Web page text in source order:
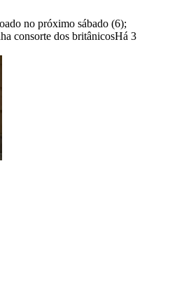
no próximo sábado (6);
consorte dos britânicosHá 3